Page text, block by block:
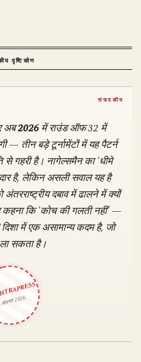
दृष्टिकोण
अब2026में राउंड ऑफ 32 में
— तीन बड़े टूर्नामेंटों में यह पैटर्न
से गहरी है। नागेल्समैन का 'धीमे
है, लेकिन असली सवाल यह है
अंतरराष्ट्रीय दबाव में ढालने में क्यों
कहना कि 'कोच की गलती नहीं' —
दिशा में एक असामान्य कदम है, जो
सकता है।
2026